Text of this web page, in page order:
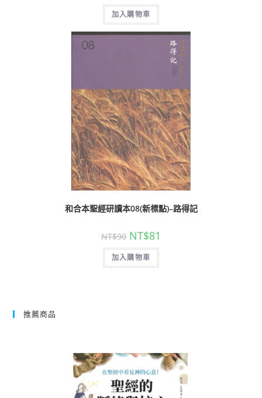
加入購物車
和合本聖經研讀本08(新標點)–路得記
NT$90 NT$81
加入購物車
推薦商品